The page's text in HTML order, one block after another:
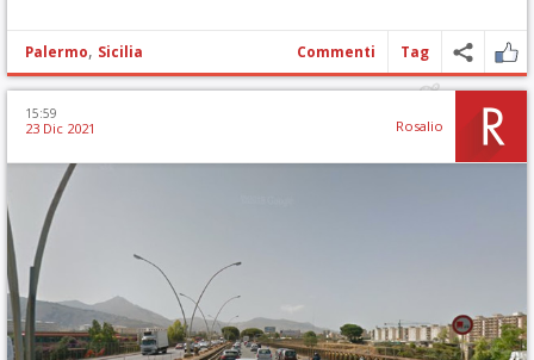
Palermo, Sicilia Commenti Tag
15:59
23 Dic 2021 Rosalio